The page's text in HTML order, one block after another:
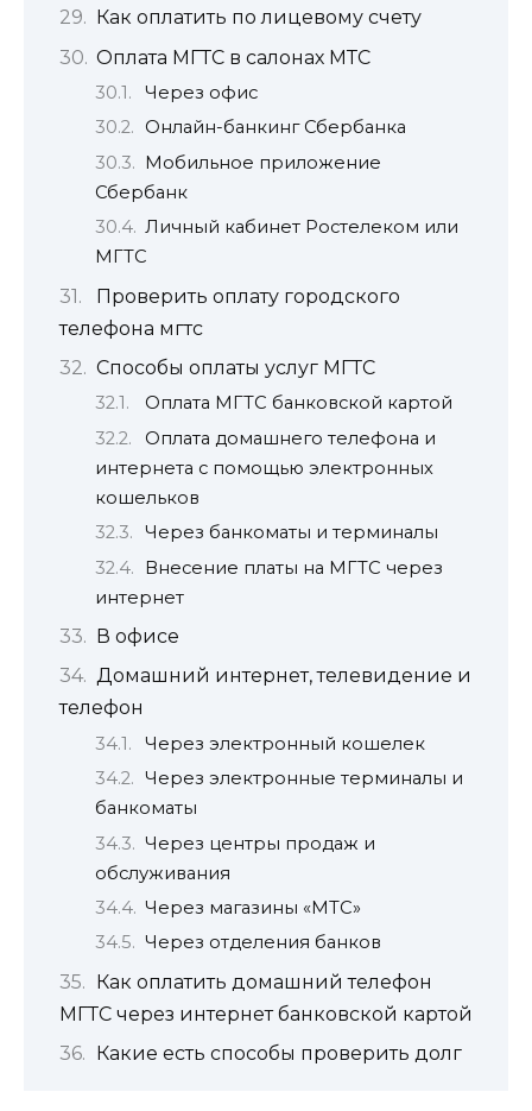
Как оплатить по лицевому счету
Оплата МГТС в салонах МТС
Через офис
Онлайн-банкинг Сбербанка
Мобильное приложение
Сбербанк
Личный кабинет Ростелеком или
МГТС
Проверить оплату городского
телефона мгтс
Способы оплаты услуг МГТС
Оплата МГТС банковской картой
Оплата домашнего телефона и
интернета с помощью электронных
кошельков
Через банкоматы и терминалы
Внесение платы на МГТС через
интернет
В офисе
Домашний интернет, телевидение и
телефон
Через электронный кошелек
Через электронные терминалы и
банкоматы
Через центры продаж и
обслуживания
Через магазины «МТС»
Через отделения банков
Как оплатить домашний телефон
МГТС через интернет банковской картой
Какие есть способы проверить долг